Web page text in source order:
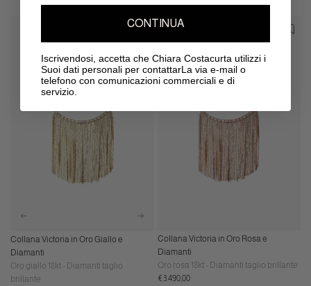
normale
Collana Victoria in Oro Giallo e
Diamanti
Oro giallo 18kt - Diamanti taglio
brillante
Disponibile su ordinazione
Collana Victoria in Oro Rosa e
Diamanti
Oro rosa 18kt - Diamanti taglio brillante
Prezzo
€3.490,00
CONTINUA
Iscrivendosi, accetta che Chiara Costacurta utilizzi i
Suoi dati personali per contattarLa via e-mail o
telefono con comunicazioni commerciali e di
servizio.